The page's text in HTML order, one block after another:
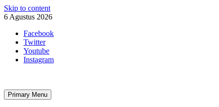
Skip to content
6 Agustus 2026
Facebook
Twitter
Youtube
Instagram
Primary Menu